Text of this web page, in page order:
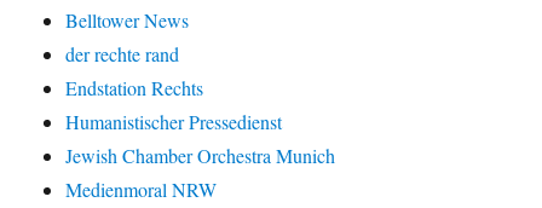
Belltower News
der rechte rand
Endstation Rechts
Humanistischer Pressedienst
Jewish Chamber Orchestra Munich
Medienmoral NRW